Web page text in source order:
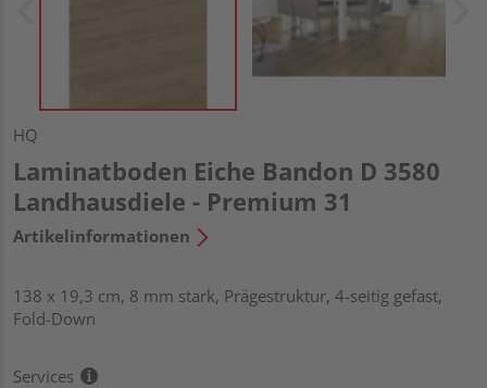
HQ
Laminatboden Eiche Bandon D 3580
Landhausdiele - Premium 31
Artikelinformationen
138 x 19,3 cm, 8 mm stark, Prägestruktur, 4-seitig gefast,
Fold-Down
Services